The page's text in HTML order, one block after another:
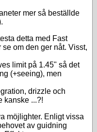
mer så beställde
detta med Fast
om den ger nåt. Visst,
limit på 1.45" så det
(+seeing), men
drizzle och
kanske ...?!
möjlighter. Enligt vissa
av guidning